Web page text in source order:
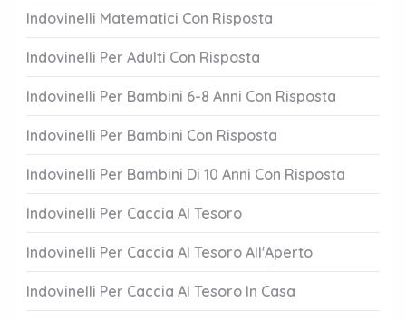
Indovinelli Matematici Con Risposta
Indovinelli Per Adulti Con Risposta
Indovinelli Per Bambini 6-8 Anni Con Risposta
Indovinelli Per Bambini Con Risposta
Indovinelli Per Bambini Di 10 Anni Con Risposta
Indovinelli Per Caccia Al Tesoro
Indovinelli Per Caccia Al Tesoro All'Aperto
Indovinelli Per Caccia Al Tesoro In Casa